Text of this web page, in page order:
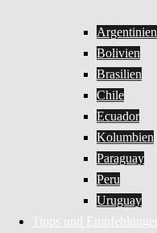
Argentinien
Bolivien
Brasilien
Chile
Ecuador
Kolumbien
Paraguay
Peru
Uruguay
Tipps und Empfehlungen